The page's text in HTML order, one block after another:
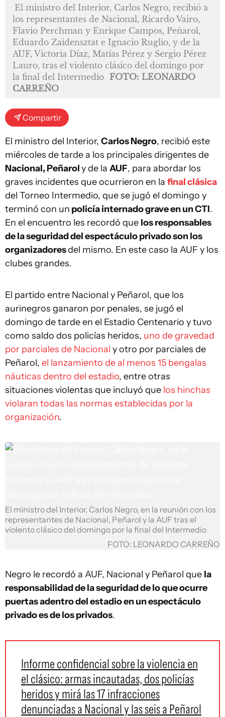
El ministro del Interior, Carlos Negro, recibió a
los representantes de Nacional, Ricardo Vairo,
Flavio Perchman y Enrique Campos, Peñarol,
Eduardo Zaidensztat e Ignacio Ruglio, y de la
AUF, Victoria Díaz, Matías Pérez y Sergio Pérez
Lauro, tras el violento clásico del domingo por
la final del Intermedio FOTO: LEONARDO
CARREÑO
Compartir
El ministro del Interior, Carlos Negro, recibió este
miércoles de tarde a los principales dirigentes de
Nacional, Peñaroly de la AUF, para abordar los
graves incidentes que ocurrieron en la final clásica
del Torneo Intermedio, que se jugó el domingo y
terminó con un policía internado grave en un CTI.
En el encuentro les recordó que los responsables
de la seguridad del espectáculo privado son los
organizadoresdel mismo. En este caso la AUF y los
clubes grandes.
El partido entre Nacional y Peñarol, que los
aurinegros ganaron por penales, se jugó el
domingo de tarde en el Estadio Centenario y tuvo
como saldo dos policías heridos, uno de gravedad
por parciales de Nacional y otro por parciales de
Peñarol, el lanzamiento de al menos 15 bengalas
náuticas dentro del estadio, entre otras
situaciones violentas que incluyó que los hinchas
violaran todas las normas establecidas por la
organización.
El ministro del Interior, Carlos Negro, en la reunión con los
representantes de Nacional, Peñarol y la AUF tras el
violento clásico del domingo por la final del Intermedio
FOTO: LEONARDO CARREÑO
Negro le recordó a AUF, Nacional y Peñarol que la
responsabilidad de la seguridad de lo que ocurre
puertas adentro del estadio en un espectáculo
privado es de los privados.
Informe confidencial sobre la violencia en
el clásico: armas incautadas, dos policías
heridos y mirá las 17 infracciones
denunciadas a Nacional y las seis a Peñarol